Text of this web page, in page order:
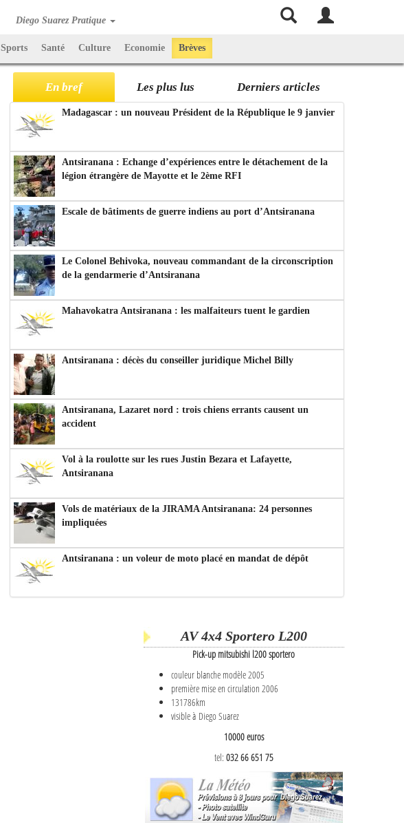
Diego Suarez Pratique
Sports Santé Culture Economie Brèves
En bref Les plus lus Derniers articles
Madagascar : un nouveau Président de la République le 9 janvier
Antsiranana : Echange d’expériences entre le détachement de la
légion étrangère de Mayotte et le 2ème RFI
Escale de bâtiments de guerre indiens au port d’Antsiranana
Le Colonel Behivoka, nouveau commandant de la circonscription
de la gendarmerie d’Antsiranana
Mahavokatra Antsiranana : les malfaiteurs tuent le gardien
Antsiranana : décès du conseiller juridique Michel Billy
Antsiranana, Lazaret nord : trois chiens errants causent un
accident
Vol à la roulotte sur les rues Justin Bezara et Lafayette,
Antsiranana
Vols de matériaux de la JIRAMA Antsiranana: 24 personnes
impliquées
Antsiranana : un voleur de moto placé en mandat de dépôt
AV 4x4 Sportero L200
Pick-up mitsubishi l200 sportero
couleur blanche modèle 2005
première mise en circulation 2006
131786km
visible à Diego Suarez
10000 euros
tel: 032 66 651 75